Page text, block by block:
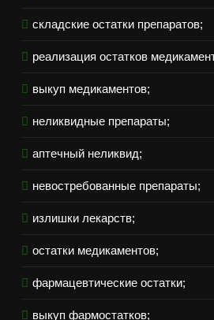
складские остатки препаратов;
реализация остатков
выкуп медикаментов;
неликвидные препараты;
аптечный неликвид;
невостребованные препараты;
излишки лекарств;
остатки медикаментов;
фармацевтические остатки;
выкуп фармостатков;